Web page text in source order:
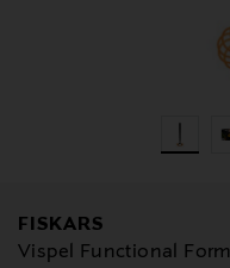
FISKARS
Vispel Functional Form